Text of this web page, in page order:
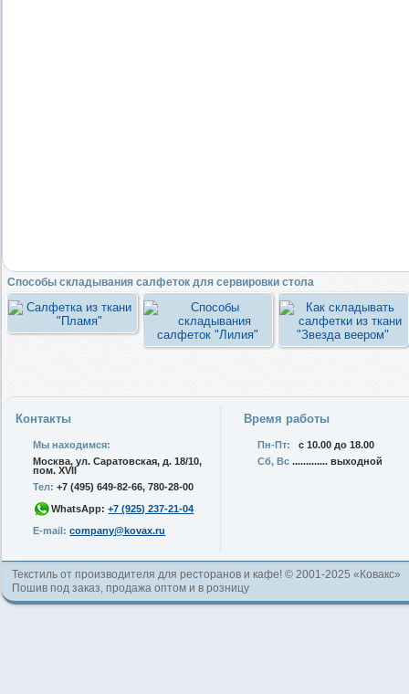
Способы складывания салфеток для сервировки стола
Контакты
Мы находимся:
Москва, ул. Саратовская, д. 18/10,
пом. XVII
Тел:+7 (495) 649-82-66, 780-28-00
WhatsApp:+7 (925) 237-21-04
E-mail: company@kovax.ru
Время работы
Пн-Пт:
с 10.00 до 18.00
Сб, Вс............. выходной
Текстиль от производителя для ресторанов и кафе! © 2001-2025 «Ковакс»
Пошив под заказ, продажа оптом и в розницу